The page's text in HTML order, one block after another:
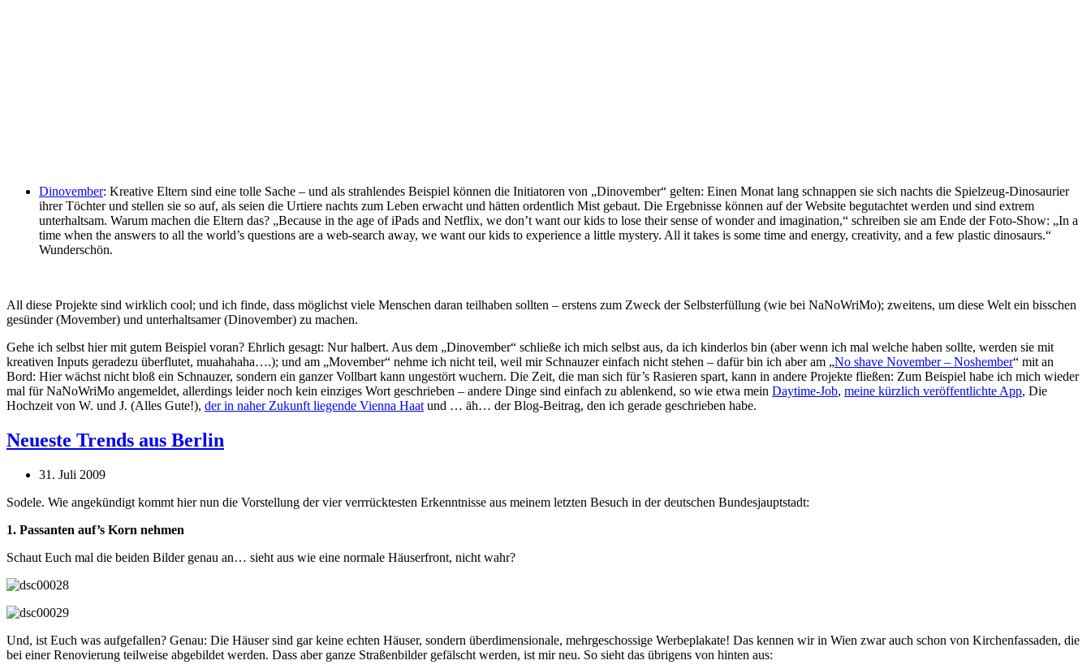
Dinovember: Kreative Eltern sind eine tolle Sache – und als strahlendes Beispiel können die Initiatoren von „Dinovember“ gelten: Einen Monat lang schnappen sie sich nachts die Spielzeug-Dinosaurier
ihrer Töchter und stellen sie so auf, als seien die Urtiere nachts zum Leben erwacht und hätten ordentlich Mist gebaut. Die Ergebnisse können auf der Website begutachtet werden und sind extrem
unterhaltsam. Warum machen die Eltern das? „Because in the age of iPads and Netflix, we don’t want our kids to lose their sense of wonder and imagination,“ schreiben sie am Ende der Foto-Show: „In a
time when the answers to all the world’s questions are a web-search away, we want our kids to experience a little mystery. All it takes is some time and energy, creativity, and a few plastic dinosaurs.“
Wunderschön.
All diese Projekte sind wirklich cool; und ich finde, dass möglichst viele Menschen daran teilhaben sollten – erstens zum Zweck der Selbsterfüllung (wie bei NaNoWriMo); zweitens, um diese Welt ein bisschen
gesünder (Movember) und unterhaltsamer (Dinovember) zu machen.
Gehe ich selbst hier mit gutem Beispiel voran? Ehrlich gesagt: Nur halbert. Aus dem „Dinovember“ schließe ich mich selbst aus, da ich kinderlos bin (aber wenn ich mal welche haben sollte, werden sie mit
kreativen Inputs geradezu überflutet, muahahaha….); und am „Movember“ nehme ich nicht teil, weil mir Schnauzer einfach nicht stehen – dafür bin ich aber am „No shave November – Noshember“ mit an
Bord: Hier wächst nicht bloß ein Schnauzer, sondern ein ganzer Vollbart kann ungestört wuchern. Die Zeit, die man sich für’s Rasieren spart, kann in andere Projekte fließen: Zum Beispiel habe ich mich wieder
mal für NaNoWriMo angemeldet, allerdings leider noch kein einziges Wort geschrieben – andere Dinge sind einfach zu ablenkend, so wie etwa mein Daytime-Job, meine kürzlich veröffentlichte App, Die
Hochzeit von W. und J. (Alles Gute!), der in naher Zukunft liegende Vienna Haat und … äh… der Blog-Beitrag, den ich gerade geschrieben habe.
Neueste Trends aus Berlin
31. Juli 2009
Sodele. Wie angekündigt kommt hier nun die Vorstellung der vier verrrücktesten Erkenntnisse aus meinem letzten Besuch in der deutschen Bundesjauptstadt:
1. Passanten auf’s Korn nehmen
Schaut Euch mal die beiden Bilder genau an… sieht aus wie eine normale Häuserfront, nicht wahr?
Und, ist Euch was aufgefallen? Genau: Die Häuser sind gar keine echten Häuser, sondern überdimensionale, mehrgeschossige Werbeplakate! Das kennen wir in Wien zwar auch schon von Kirchenfassaden, die
bei einer Renovierung teilweise abgebildet werden. Dass aber ganze Straßenbilder gefälscht werden, ist mir neu. So sieht das übrigens von hinten aus: